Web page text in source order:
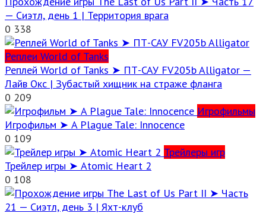
— Сиэтл, день 1 | Территория врага
0 338
Реплеи World of Tanks
Реплей World of Tanks ➤ ПТ-САУ FV205b Alligator —
Лайв Окс | Зубастый хищник на страже фланга
0 209
Игрофильмы
Игрофильм ➤ A Plague Tale: Innocence
0 109
Трейлеры игр
Трейлер игры ➤ Atomic Heart 2
0 108